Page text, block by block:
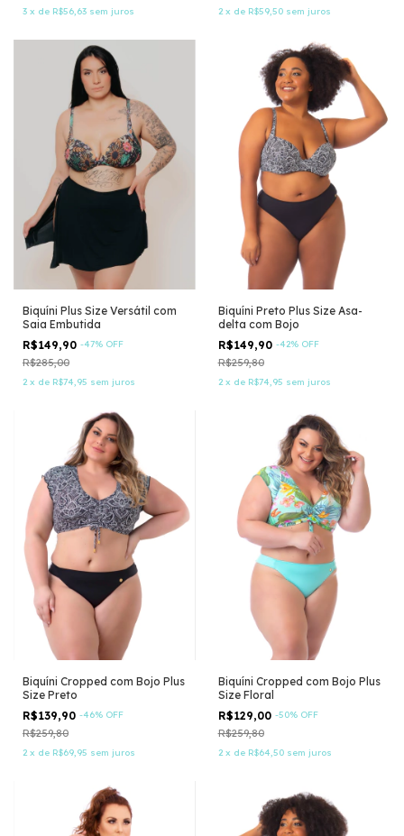
3 x de R$56,63 sem juros 2 x de R$59,50 sem juros
Biquíni Plus Size Versátil com
Saia Embutida
R$149,90 -47% OFF
R$285,00
2 x de R$74,95 sem juros
Biquíni Preto Plus Size Asa-
delta com Bojo
R$149,90 -42% OFF
R$259,80
2 x de R$74,95 sem juros
Biquíni Cropped com Bojo Plus
Size Preto
R$139,90 -46% OFF
R$259,80
2 x de R$69,95 sem juros
Biquíni Cropped com Bojo Plus
Size Floral
R$129,00 -50% OFF
R$259,80
2 x de R$64,50 sem juros